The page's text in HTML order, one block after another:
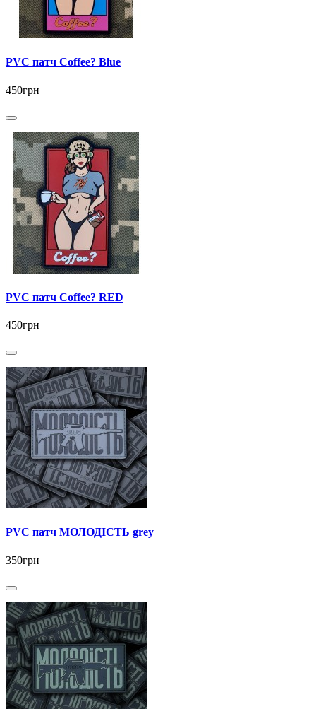
PVC патч Coffee? Blue
450грн
PVC патч Coffee? RED
450грн
PVC патч МОЛОДІСТЬ grey
350грн